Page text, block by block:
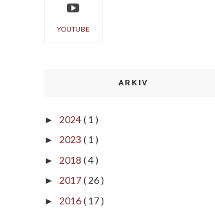
YOUTUBE
ARKIV
► 2024( 1 )
► 2023 ( 1 )
► 2018 ( 4 )
► 2017( 26 )
► 2016( 17 )